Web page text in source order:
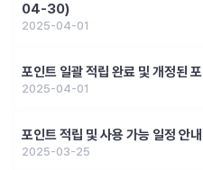
04-30)
2025-04-01
포인트 일괄 적립 완료 및 개정된
2025-04-01
포인트 적립 및 사용 가능 일정 안내
2025-03-25